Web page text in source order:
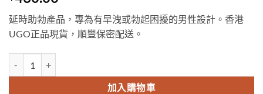
延時助勃產品，專為有早洩或勃起困擾的男性設計。香港
UGO正品現貨，順豐保密配送。
加入購物車